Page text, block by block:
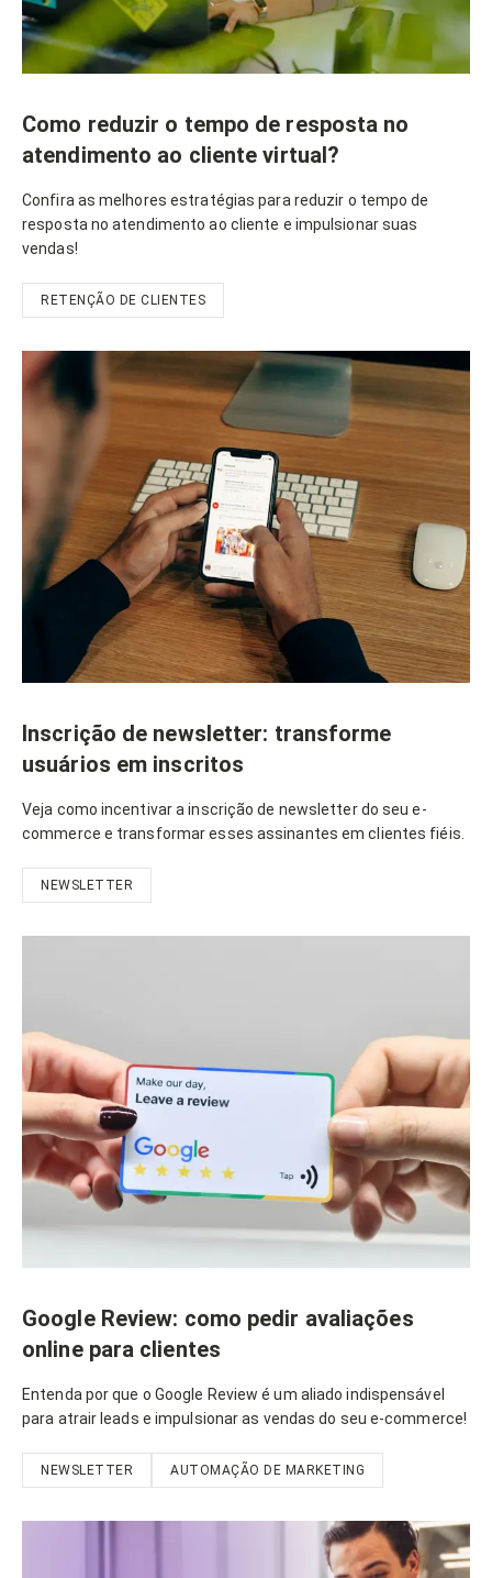
Como reduzir o tempo de resposta no
atendimento ao cliente virtual?
Confira as melhores estratégias para reduzir o tempo de
resposta no atendimento ao cliente e impulsionar suas
vendas!
RETENÇÃO DE CLIENTES
Inscrição de newsletter: transforme
usuários em inscritos
Veja como incentivar a inscrição de newsletter do seu e-
commerce e transformar esses assinantes em clientes fiéis.
NEWSLETTER
Google Review: como pedir avaliações
online para clientes
Entenda por que o Google Review é um aliado indispensável
para atrair leads e impulsionar as vendas do seu e-commerce!
NEWSLETTER AUTOMAÇÃO DE MARKETING